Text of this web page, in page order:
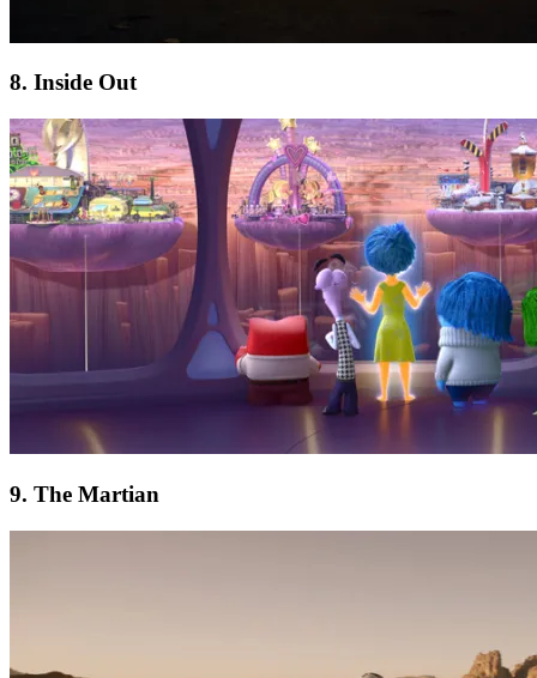
8. Inside Out
9. The Martian